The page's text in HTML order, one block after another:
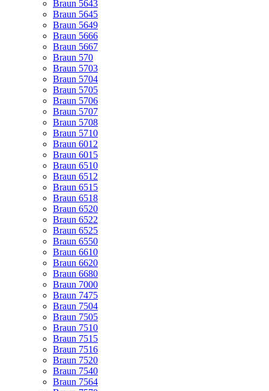
Braun 5643
Braun 5645
Braun 5649
Braun 5666
Braun 5667
Braun 570
Braun 5703
Braun 5704
Braun 5705
Braun 5706
Braun 5707
Braun 5708
Braun 5710
Braun 6012
Braun 6015
Braun 6510
Braun 6512
Braun 6515
Braun 6518
Braun 6520
Braun 6522
Braun 6525
Braun 6550
Braun 6610
Braun 6620
Braun 6680
Braun 7000
Braun 7475
Braun 7504
Braun 7505
Braun 7510
Braun 7515
Braun 7516
Braun 7520
Braun 7540
Braun 7564